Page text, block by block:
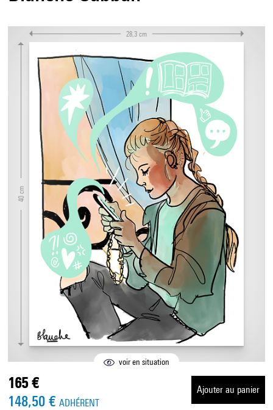
28,3 cm
40 cm
voir en situation
165 €
148,50 € ADHÉRENT
Ajouter au panier